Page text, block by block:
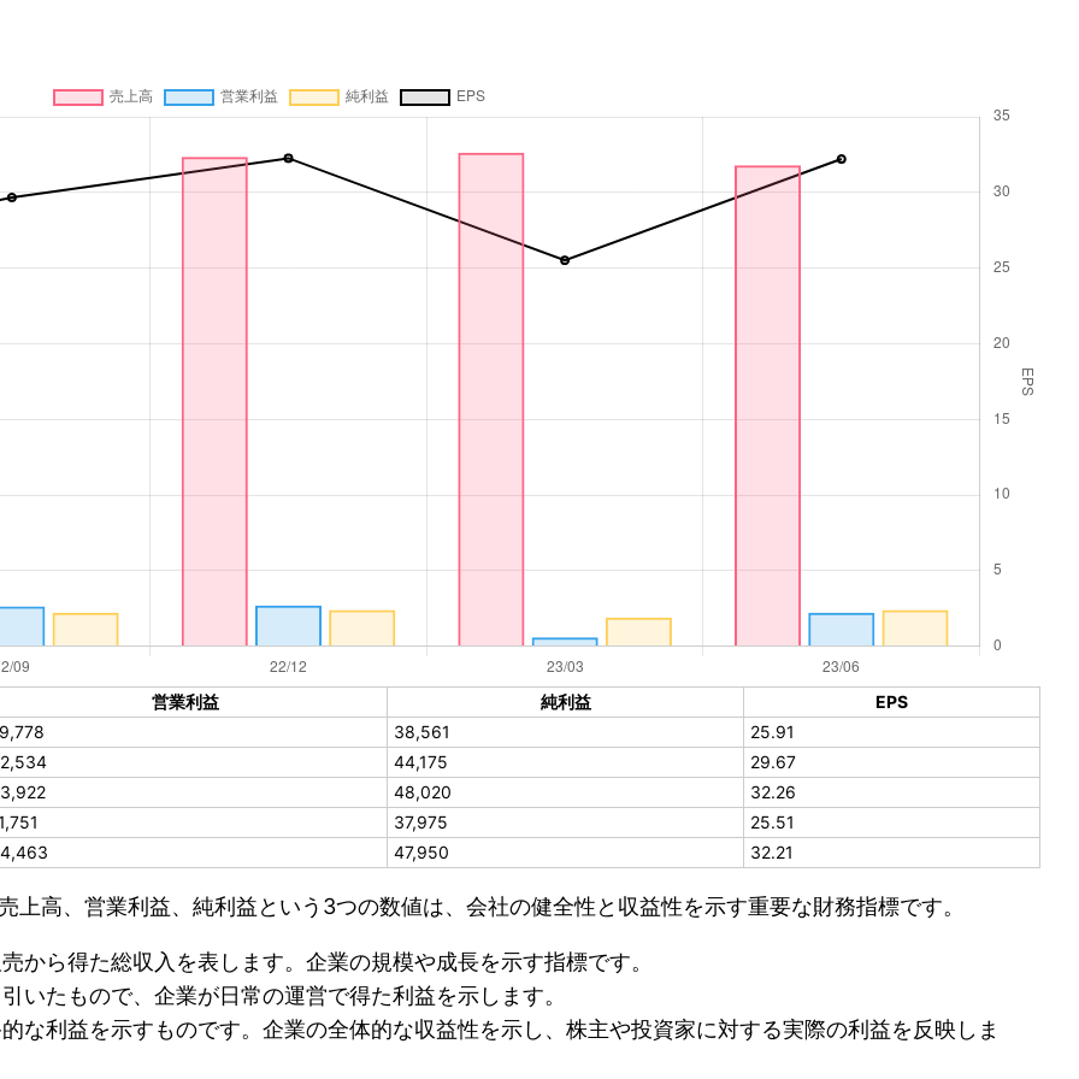
営業利益 純利益
EPS
38,561
25.91
44,175
29.67
48,020
32.26
37,975
25.51
47,950 32.21
高、営業利益、純利益という3つの数値は、会社の健全性と収益性を示す重要な財務指標です。
から得た総収入を表します。企業の規模や成長を示す指標です。
いたもので、企業が日常の運営で得た利益を示します。
な利益を示すものです。企業の全体的な収益性を示し、株主や投資家に対する実際の利益を反映しま